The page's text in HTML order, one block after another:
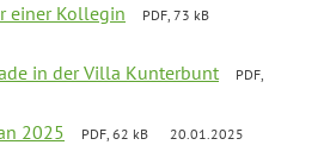
einer Kollegin
PDF, 73 kB
in der Villa Kunterbunt
PDF,
2025 PDF, 62 kB 20.01.2025